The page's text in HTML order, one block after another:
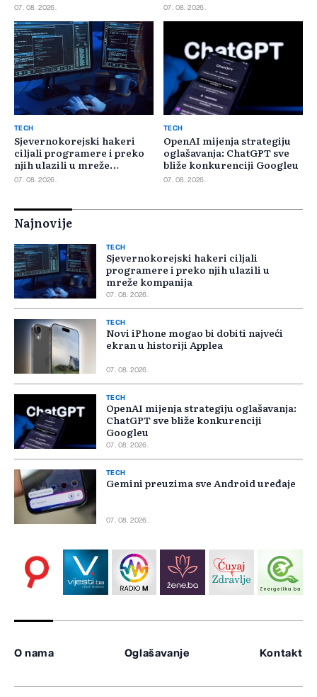
07. 08. 2026. 07. 08. 2026.
TECH
Sjevernokorejski hakeri
ciljali programere i preko
njih ulazili u mreže
kompanija
07. 08. 2026.
TECH
OpenAI mijenja strategiju
oglašavanja: ChatGPT sve
bliže konkurenciji Googleu
07. 08. 2026.
Najnovije
TECH
Sjevernokorejski hakeri ciljali
programere i preko njih ulazili u
mreže kompanija
07. 08. 2026.
TECH
Novi iPhone mogao bi dobiti najveći
ekran u historiji Applea
07. 08. 2026.
TECH
OpenAI mijenja strategiju oglašavanja:
ChatGPT sve bliže konkurenciji
Googleu
07. 08. 2026.
TECH
Gemini preuzima sve Android uređaje
07. 08. 2026.
O nama Oglašavanje Kontakt